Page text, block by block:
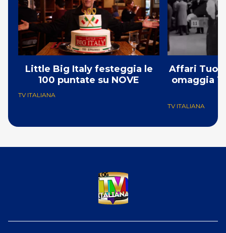
Little Big Italy festeggia le
100 puntate su NOVE
TV ITALIANA
Affari Tuoi
omaggia
TV ITALIANA